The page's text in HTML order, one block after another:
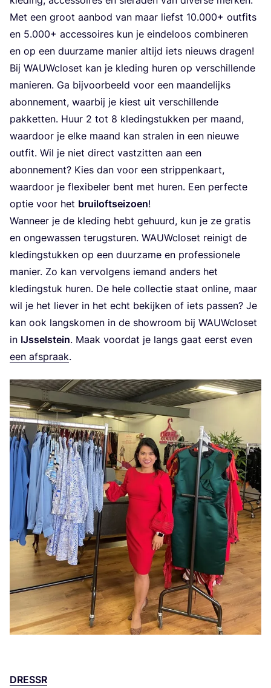
Met een groot aan­bod van maar­ liefst 10.000+ out­fits
en 5.000+ acces­soi­res kun je ein­de­loos com­bi­ne­ren
en op een duur­za­me manier altijd iets nieuws dragen!
Bij WAUW­clo­set kan je kle­ding huren op ver­schil­len­de
manie­ren. Ga bij­voor­beeld voor een maan­de­lijks
abon­ne­ment, waar­bij je kiest uit ver­schil­len­de
pak­ket­ten. Huur 2 tot 8 kle­ding­stuk­ken per maand,
waar­door je elke maand kan stra­len in een nieu­we
out­fit. Wil je niet direct vast­zit­ten aan een
abon­ne­ment? Kies dan voor een strip­pen­kaart,
waar­door je flexi­be­ler bent met huren. Een per­fec­te
optie voor het brui­loft­sei­zoen!
Wan­neer je de kle­ding hebt gehuurd, kun je ze gra­tis
en onge­was­sen terug­stu­ren. WAUW­clo­set rei­nigt de
kle­ding­stuk­ken op een duur­za­me en pro­fes­si­o­ne­le
manier. Zo kan ver­vol­gens iemand anders het
kle­ding­stuk huren. De hele col­lec­tie staat onli­ne, maar
wil je het lie­ver in het echt bekij­ken of iets pas­sen? Je
kan ook langs­ko­men in de show­room bij WAUW­clo­set
in IJs­sel­stein. Maak voor­dat je langs gaat eerst even
een afspraak.
DRESSR